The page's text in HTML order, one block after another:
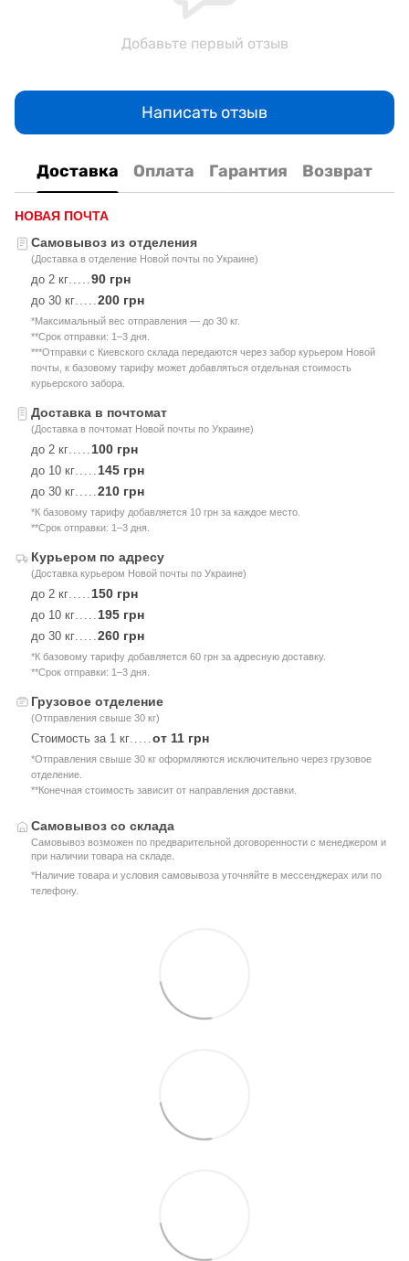
Добавьте первый отзыв
Написать отзыв
Доставка Оплата Гарантия Возврат
НОВАЯ ПОЧТА
Самовывоз из отделения
(Доставка в отделение Новой почты по Украине)
до 2 кг.....90 грн
до 30 кг.....200 грн
*Максимальный вес отправления — до 30 кг.
**Срок отправки: 1–3 дня.
***Отправки с Киевского склада передаются через забор курьером Новой
почты, к базовому тарифу может добавляться отдельная стоимость
курьерского забора.
Доставка в почтомат
(Доставка в почтомат Новой почты по Украине)
до 2 кг..... 100 грн
до 10 кг..... 145 грн
до 30 кг.....210 грн
*К базовому тарифу добавляется 10 грн за каждое место.
**Срок отправки: 1–3 дня.
Курьером по адресу
(Доставка курьером Новой почты по Украине)
до 2 кг..... 150 грн
до 10 кг..... 195 грн
до 30 кг.....260 грн
*К базовому тарифу добавляется 60 грн за адресную доставку.
**Срок отправки: 1–3 дня.
Грузовое отделение
(Отправления свыше 30 кг)
Стоимость за 1 кг.....от 11 грн
*Отправления свыше 30 кг оформляются исключительно через грузовое
отделение.
**Конечная стоимость зависит от направления доставки.
Самовывоз со склада
Самовывоз возможен по предварительной договоренности с менеджером и
при наличии товара на складе.
*Наличие товара и условия самовывоза уточняйте в мессенджерах или по
телефону.